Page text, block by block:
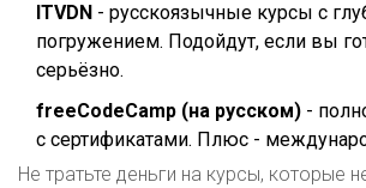
ITVDN - русскоязычные курсы с
погружением. Подойдут, если вы
серьёзно.
freeCodeCamp (на русском) -
с сертификатами. Плюс -
Не тратьте деньги на курсы, которые